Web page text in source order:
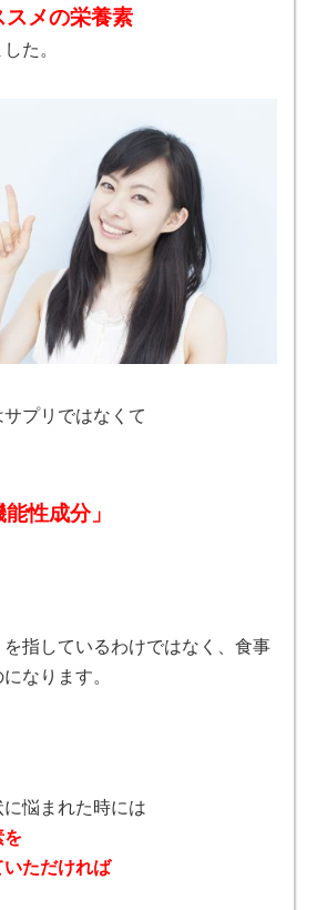
メの栄養素
た。
プリではなくて
性成分」
指しているわけではなく、食事
なります。
悩まれた時には
を
ただければ